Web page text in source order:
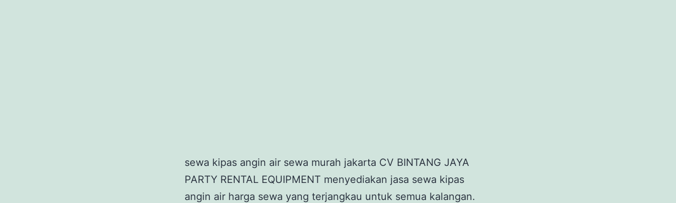
sewa kipas angin air sewa murah jakarta CV BINTANG JAYA
PARTY RENTAL EQUIPMENT menyediakan jasa sewa kipas
angin air harga sewa yang terjangkau untuk semua kalangan.